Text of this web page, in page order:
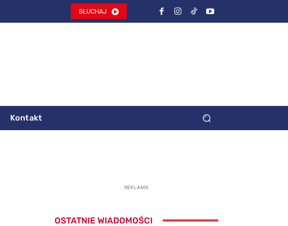
SŁUCHAJ
Kontakt
REKLAMA
OSTATNIE WIADOMOŚCI